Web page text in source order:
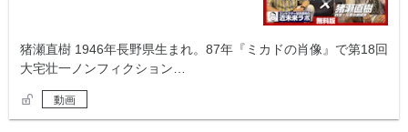
猪瀬直樹 1946年長野県生まれ。87年『ミカドの肖像』で第18回
大宅壮一ノンフィクション…
動画